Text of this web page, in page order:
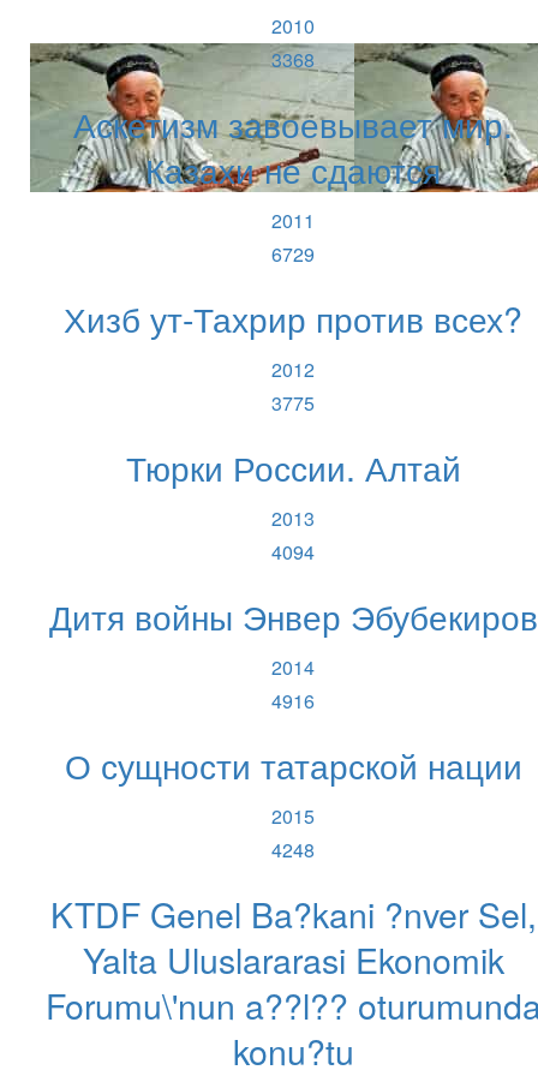
2010
3368
Аскетизм завоевывает мир.
Казахи не сдаются
2011
6729
Хизб ут-Тахрир против всех?
2012
3775
Тюрки России. Алтай
2013
4094
Дитя войны Энвер Эбубекиров
2014
4916
О сущности татарской нации
2015
4248
KTDF Genel Ba?kani ?nver Sel,
Yalta Uluslararasi Ekonomik
Forumu\'nun a??l??
konu?tu